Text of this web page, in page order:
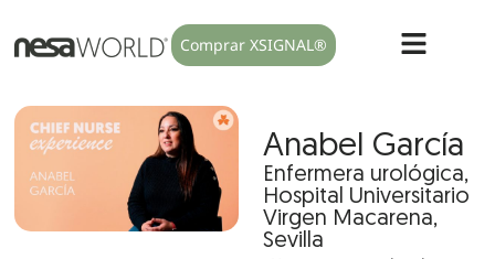
Comprar XSIGNAL®
Anabel García
Enfermera urológica,
Hospital Universitario
Virgen Macarena,
Sevilla